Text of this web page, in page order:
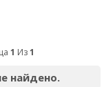
1 Из1
найдено.